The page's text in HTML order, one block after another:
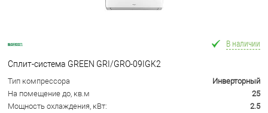
В наличии
Сплит-система GREEN GRI/GRO-09IGK2
Тип компрессора
Инверторный
На помещение до, кв.м
25
Мощность охлаждения, кВт:
2.5